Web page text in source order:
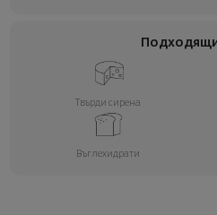
Твърди сирена
Въглехидрати